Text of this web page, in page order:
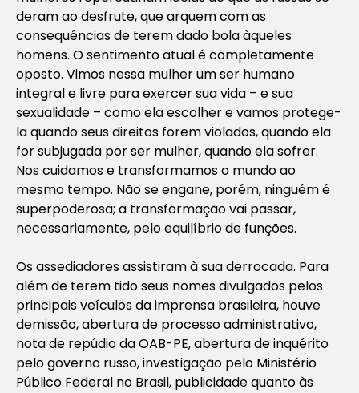
deram ao desfrute, que arquem com as
consequências de terem dado bola àqueles
homens. O sentimento atual é completamente
oposto. Vimos nessa mulher um ser humano
integral e livre para exercer sua vida – e sua
sexualidade – como ela escolher e vamos protege-
la quando seus direitos forem violados, quando ela
for subjugada por ser mulher, quando ela sofrer.
Nos cuidamos e transformamos o mundo ao
mesmo tempo. Não se engane, porém, ninguém é
superpoderosa; a transformação vai passar,
necessariamente, pelo equilíbrio de funções.
Os assediadores assistiram à sua derrocada. Para
além de terem tido seus nomes divulgados pelos
principais veículos da imprensa brasileira, houve
demissão, abertura de processo administrativo,
nota de repúdio da OAB-PE, abertura de inquérito
pelo governo russo, investigação pelo Ministério
Público Federal no Brasil, publicidade quanto às